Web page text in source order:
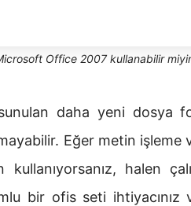
Office 2007 kullanabilir
daha yeni dosya
Eğer metin işleme
halen
bir ofis seti ihtiyacınız